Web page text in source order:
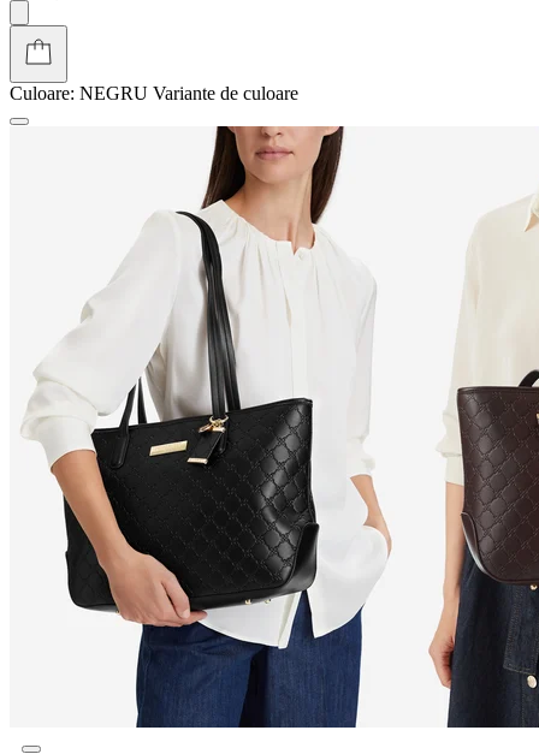
Culoare: NEGRU Variante de culoare